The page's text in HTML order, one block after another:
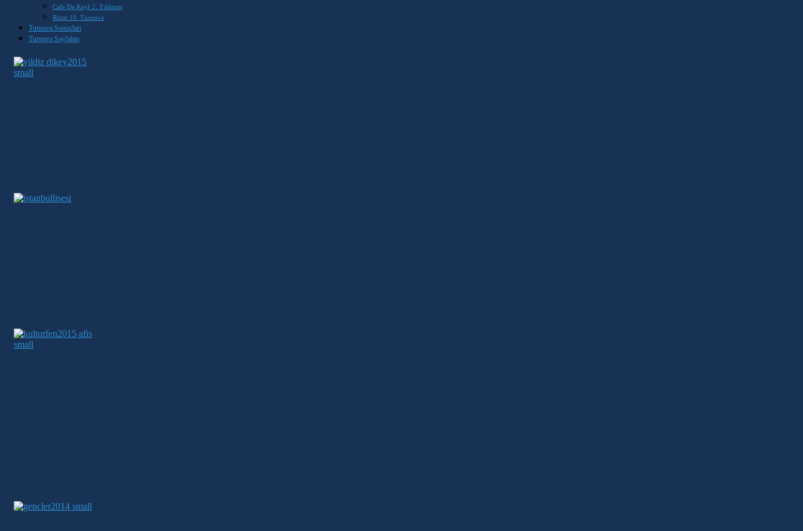
Cafe De Keyf 2. Yıldırım
Ritim 10. Turnuva
Turnuva Sonuçları
Turnuva Sayfaları